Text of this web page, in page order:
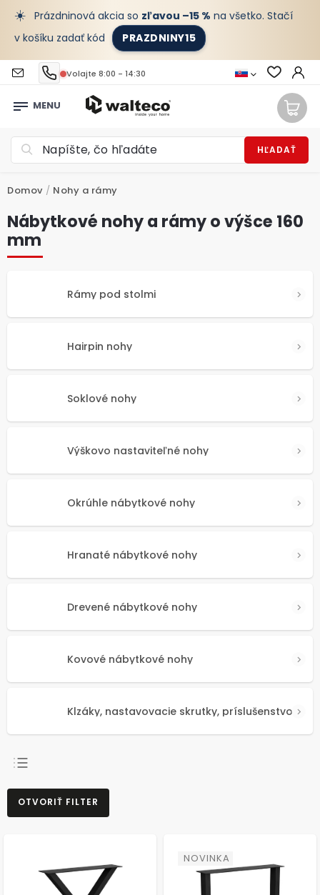
☀️ Prázdninová akcia so zľavou –15 % na všetko. Stačí
v košíku zadať kód
PRAZDNINY15
Volajte 8:00 - 14:30
HĽADAŤ
Domov / Nohy a rámy
Nábytkové nohy a rámy o výšce 160
mm
Rámy pod stolmi
Hairpin nohy
Soklové nohy
Výškovo nastaviteľné nohy
Okrúhle nábytkové nohy
Hranaté nábytkové nohy
Drevené nábytkové nohy
Kovové nábytkové nohy
Klzáky, nastavovacie skrutky, príslušenstvo
NAJPREDÁVANEJŠIE
NAJLACNEJŠIE
OTVORIŤ FILTER
NOVINKA